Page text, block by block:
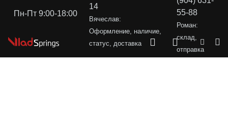
Пн-Пт 9:00-18:00
14
Вячеслав:
Оформление, наличие,
статус, доставка
55-88
Роман:
склад,
отправка